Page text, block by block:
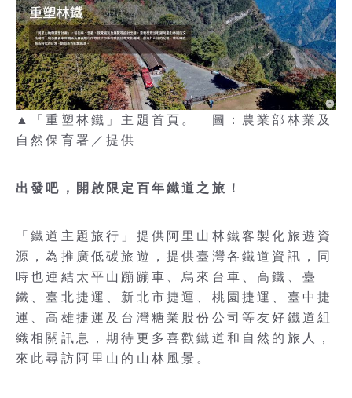
▲「重塑林鐵」主題首頁。 圖：農業部林業及
自然保育署／提供
出發吧，開啟限定百年鐵道之旅！
「鐵道主題旅行」提供阿里山林鐵客製化旅遊資
源，為推廣低碳旅遊，提供臺灣各鐵道資訊，同
時也連結太平山蹦蹦車、烏來台車、高鐵、臺
鐵、臺北捷運、新北市捷運、桃園捷運、臺中捷
運、高雄捷運及台灣糖業股份公司等友好鐵道組
織相關訊息，期待更多喜歡鐵道和自然的旅人，
來此尋訪阿里山的山林風景。